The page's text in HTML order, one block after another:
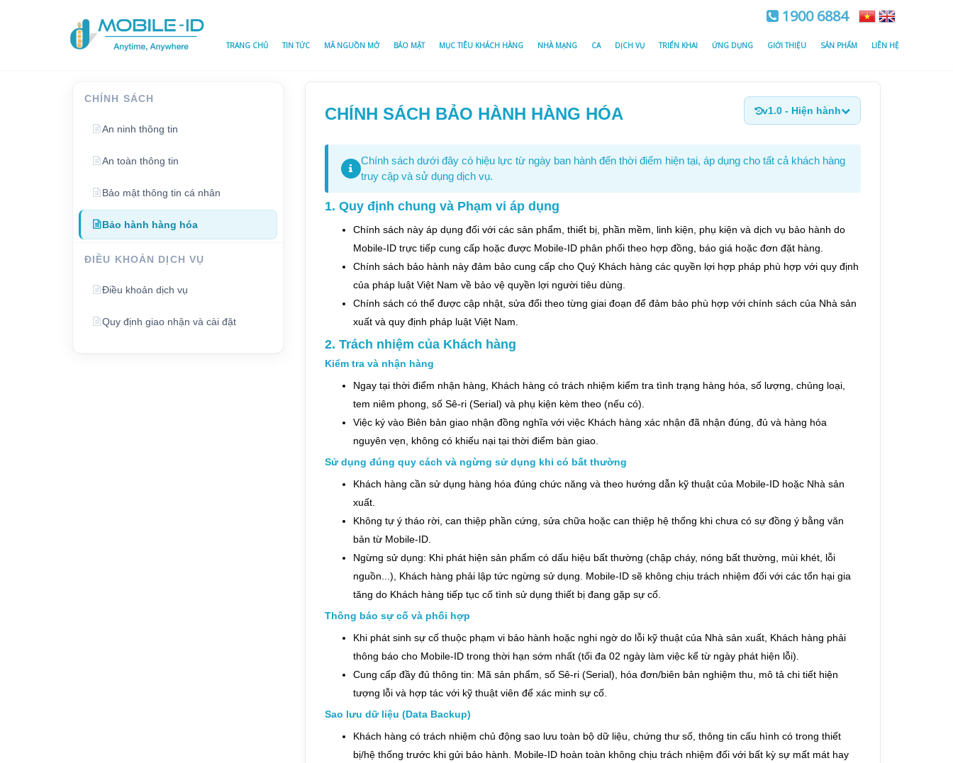
1900 6884
TRANG CHỦ TIN TỨC MÃ NGUỒN MỞ BẢO MẬT MỤC TIÊU KHÁCH HÀNG NHÀ MẠNG CA DỊCH VỤ TRIỂN KHAI ỨNG DỤNG GIỚI THIỆU SẢN PHẨM LIÊN HỆ
CHÍNH SÁCH
An ninh thông tin
An toàn thông tin
Bảo mật thông tin cá nhân
Bảo hành hàng hóa
ĐIỀU KHOẢN DỊCH VỤ
Điều khoản dịch vụ
Quy định giao nhận và cài đặt
CHÍNH SÁCH BẢO HÀNH HÀNG HÓA v1.0 - Hiện hành
Chính sách dưới đây có hiệu lực từ ngày ban hành đến thời điểm hiện tại, áp dụng cho tất cả khách hàng
truy cập và sử dụng dịch vụ.
1. Quy định chung và Phạm vi áp dụng
Chính sách này áp dụng đối với các sản phẩm, thiết bị, phần mềm, linh kiện, phụ kiện và dịch vụ bảo hành do
Mobile-ID trực tiếp cung cấp hoặc được Mobile-ID phân phối theo hợp đồng, báo giá hoặc đơn đặt hàng.
Chính sách bảo hành này đảm bảo cung cấp cho Quý Khách hàng các quyền lợi hợp pháp phù hợp với quy định
của pháp luật Việt Nam về bảo vệ quyền lợi người tiêu dùng.
Chính sách có thể được cập nhật, sửa đổi theo từng giai đoạn để đảm bảo phù hợp với chính sách của Nhà sản
xuất và quy định pháp luật Việt Nam.
2. Trách nhiệm của Khách hàng
Kiểm tra và nhận hàng
Ngay tại thời điểm nhận hàng, Khách hàng có trách nhiệm kiểm tra tình trạng hàng hóa, số lượng, chủng loại,
tem niêm phong, số Sê-ri (Serial) và phụ kiện kèm theo (nếu có).
Việc ký vào Biên bản giao nhận đồng nghĩa với việc Khách hàng xác nhận đã nhận đúng, đủ và hàng hóa
nguyên vẹn, không có khiếu nại tại thời điểm bàn giao.
Sử dụng đúng quy cách và ngừng sử dụng khi có bất thường
Khách hàng cần sử dụng hàng hóa đúng chức năng và theo hướng dẫn kỹ thuật của Mobile-ID hoặc Nhà sản
xuất.
Không tự ý tháo rời, can thiệp phần cứng, sửa chữa hoặc can thiệp hệ thống khi chưa có sự đồng ý bằng văn
bản từ Mobile-ID.
Ngừng sử dụng: Khi phát hiện sản phẩm có dấu hiệu bất thường (chập cháy, nóng bất thường, mùi khét, lỗi
nguồn...), Khách hàng phải lập tức ngừng sử dụng. Mobile-ID sẽ không chịu trách nhiệm đối với các tổn hại gia
tăng do Khách hàng tiếp tục cố tình sử dụng thiết bị đang gặp sự cố.
Thông báo sự cố và phối hợp
Khi phát sinh sự cố thuộc phạm vi bảo hành hoặc nghi ngờ do lỗi kỹ thuật của Nhà sản xuất, Khách hàng phải
thông báo cho Mobile-ID trong thời hạn sớm nhất (tối đa 02 ngày làm việc kể từ ngày phát hiện lỗi).
Cung cấp đầy đủ thông tin: Mã sản phẩm, số Sê-ri (Serial), hóa đơn/biên bản nghiệm thu, mô tả chi tiết hiện
tượng lỗi và hợp tác với kỹ thuật viên để xác minh sự cố.
Sao lưu dữ liệu (Data Backup)
Khách hàng có trách nhiệm chủ động sao lưu toàn bộ dữ liệu, chứng thư số, thông tin cấu hình có trong thiết
bị/hệ thống trước khi gửi bảo hành. Mobile-ID hoàn toàn không chịu trách nhiệm đối với bất kỳ sự mất mát hay